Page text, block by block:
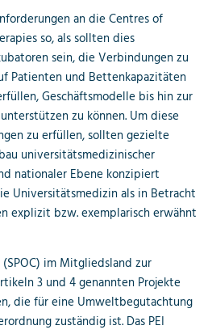
an die Centres of
so, als sollten dies
sein, die Verbindungen zu
Patienten und Bettenkapazitäten
Geschäftsmodelle bis hin zur
zu können. Um diese
zu erfüllen, sollten gezielte
universitätsmedizinischer
nationaler Ebene konzipiert
Universitätsmedizin als in Betracht
explizit bzw. exemplarisch erwähnt
im Mitgliedsland zur
3 und 4 genannten Projekte
die für eine Umweltbegutachtung
zuständig ist. Das PEI